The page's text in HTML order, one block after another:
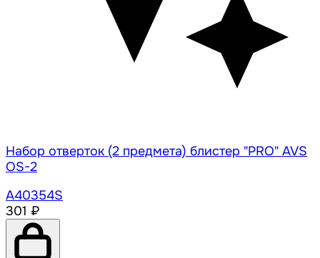
Набор отверток (2 предмета) блистер "PRO" AVS
OS-2
A40354S
301 ₽